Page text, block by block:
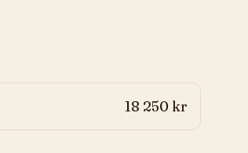
18 250 kr